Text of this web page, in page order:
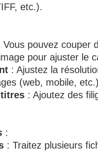
etc.).
Vous pouvez couper
pour ajuster le
: Ajustez la
(web, mobile,
: Ajoutez des
:
: Traitez plusieurs